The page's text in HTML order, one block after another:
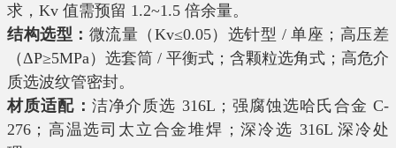
求，Kv 值需预留 1.2~1.5 倍余量。
结构选型： 微流量（Kv≤0.05）选针型 / 单座；高压差
（ΔP≥5MPa）选套筒 / 平衡式；含颗粒选角式；高危介
质选波纹管密封。
材质适配： 洁净介质选 316L；强腐蚀选哈氏合金 C-
276；高温选司太立合金堆焊；深冷选 316L 深冷处